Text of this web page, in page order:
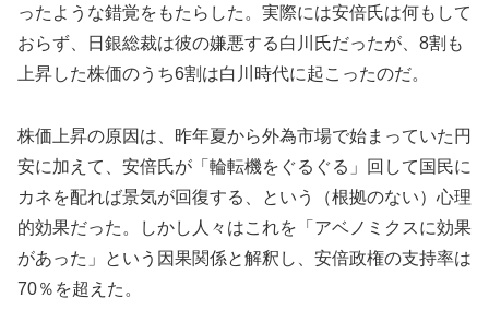
ったような錯覚をもたらした。実際には安倍氏は何もして
おらず、日銀総裁は彼の嫌悪する白川氏だったが、8割も
上昇した株価のうち6割は白川時代に起こったのだ。
株価上昇の原因は、昨年夏から外為市場で始まっていた円
安に加えて、安倍氏が「輪転機をぐるぐる」回して国民に
カネを配れば景気が回復する、という（根拠のない）心理
的効果だった。しかし人々はこれを「アベノミクスに効果
があった」という因果関係と解釈し、安倍政権の支持率は
70％を超えた。